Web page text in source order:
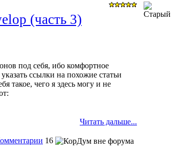
(часть 3)
под себя, ибо комфортное
ссылки на похожие статьи
такое, чего я здесь могу и не
Читать дальше...
16